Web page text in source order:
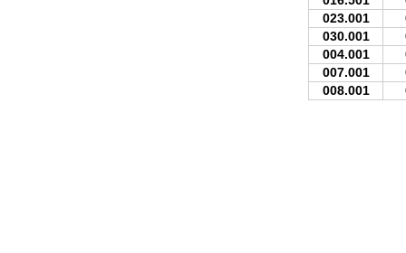
023.001
030.001
004.001
007.001
008.001